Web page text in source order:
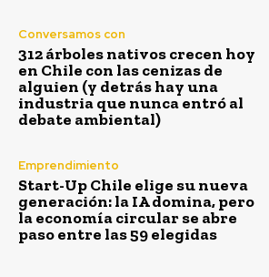
Conversamos con
312 árboles nativos crecen hoy
en Chile con las cenizas de
alguien (y detrás hay una
industria que nunca entró al
debate ambiental)
Emprendimiento
Start-Up Chile elige su nueva
generación: la IA domina, pero
la economía circular se abre
paso entre las 59 elegidas